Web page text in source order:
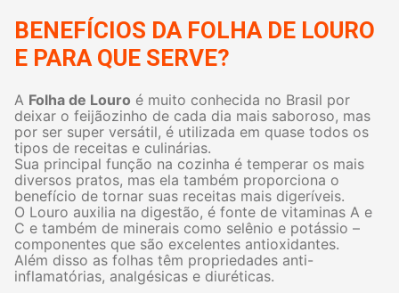
BENEFÍCIOS DA FOLHA DE LOURO
E PARA QUE SERVE?
A Folha de Louro é muito conhecida no Brasil por
deixar o feijãozinho de cada dia mais saboroso, mas
por ser super versátil, é utilizada em quase todos os
tipos de receitas e culinárias.
Sua principal função na cozinha é temperar os mais
diversos pratos, mas ela também proporciona o
benefício de tornar suas receitas mais digeríveis.
O Louro auxilia na digestão, é fonte de vitaminas A e
C e também de minerais como selênio e potássio –
componentes que são excelentes antioxidantes.
Além disso as folhas têm propriedades anti-
inflamatórias, analgésicas e diuréticas.